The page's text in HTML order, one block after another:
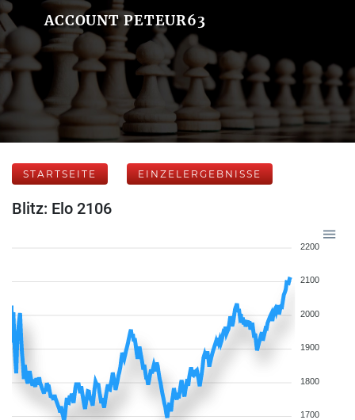
ACCOUNT PETEUR63
STARTSEITE EINZELERGEBNISSE
Blitz: Elo 2106
2200
2100
2000
1900
1800
1700